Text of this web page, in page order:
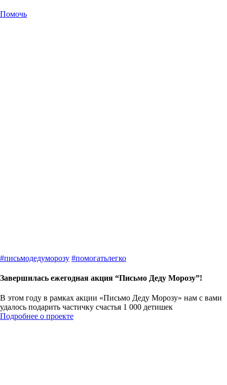
Помочь
#письмодедуморозу #помогатьлегко
Завершилась ежегодная акция “Письмо Деду Морозу”!
В этом году в рамках акции «Письмо Деду Морозу» нам с вами
удалось подарить частичку счастья 1 000 детишек
Подробнее о проекте